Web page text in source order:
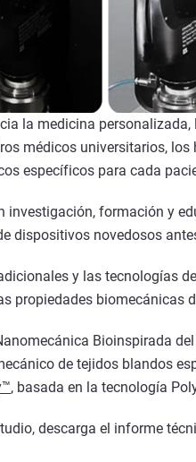
la medicina
médicos universitarios,
específicos para cada
investigación, formación y
dispositivos novedosos
y las tecnologías
propiedades biomecánicas
Bioinspirada
de tejidos blandos
, basada en la tecnología
descarga el informe